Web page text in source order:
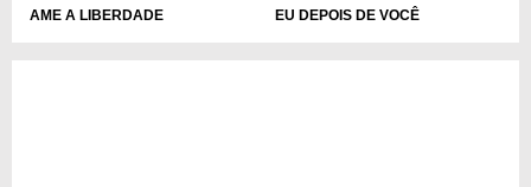
AME A LIBERDADE EU DEPOIS DE VOCÊ